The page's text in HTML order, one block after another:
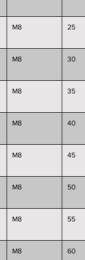
M8 25
M8 30
M8 35
M8 40
M8 45
M8 50
M8 55
M8 60